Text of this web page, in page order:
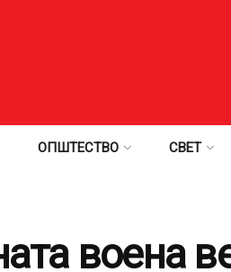
ОПШТЕСТВО СВЕТ
воена